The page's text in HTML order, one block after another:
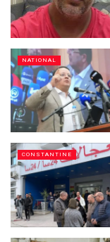
NATIONAL
CONSTANTINE